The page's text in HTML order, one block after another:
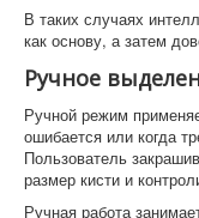
В таких случаях
как основу, а затем
Ручное
Ручной режим
ошибается или когда
Пользователь
размер кисти и
Ручная работа